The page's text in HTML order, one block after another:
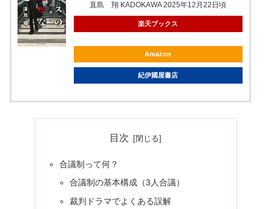
直島 翔 KADOKAWA 2025年12月22日頃
楽天ブックス
Amazon
紀伊國屋書店
目次
合議制って何？
合議制の基本構成（3人合議）
裁判ドラマでよくある誤解